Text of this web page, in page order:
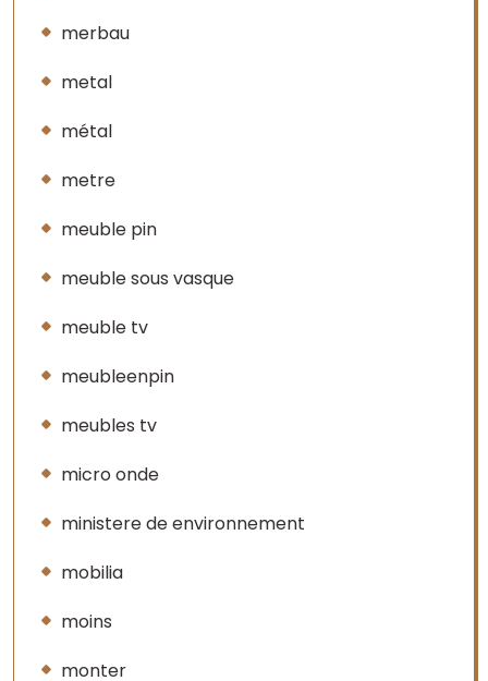
merbau
metal
métal
metre
meuble pin
meuble sous vasque
meuble tv
meubleenpin
meubles tv
micro onde
ministere de environnement
mobilia
moins
monter